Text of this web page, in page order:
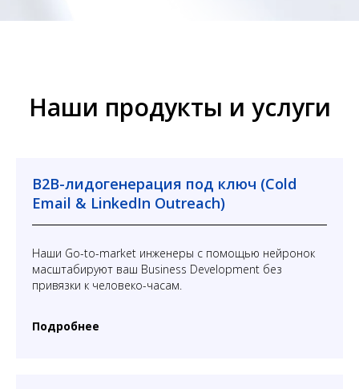
Наши продукты и услуги
B2B-лидогенерация под ключ (Cold
Email & LinkedIn Outreach)
Наши Go-to-market инженеры с помощью нейронок
масштабируют ваш Business Development без
привязки к человеко-часам.
Подробнее